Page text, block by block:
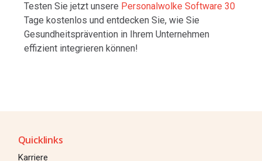
Testen Sie jetzt unsere Personalwolke Software 30
Tage kostenlos und entdecken Sie, wie Sie
Gesundheitsprävention in Ihrem Unternehmen
effizient integrieren können!
Quicklinks
Karriere